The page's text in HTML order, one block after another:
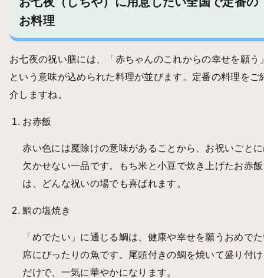
お料理
お七夜の祝い膳には、「赤ちゃんのこれからの幸せを願う
という意味が込められた料理が並びます。定番の料理をご
介しますね。
お赤飯
赤い色には魔除けの意味があることから、お祝いごと
欠かせない一品です。もち米と小豆で炊き上げたお赤飯
は、どんな祝いの場でも喜ばれます。
鯛の塩焼き
「めでたい」に通じる鯛は、健康や幸せを願うおめで
席にぴったりの魚です。尾頭付きの鯛を焼いて盛り付
だけで、一気に華やかになります。